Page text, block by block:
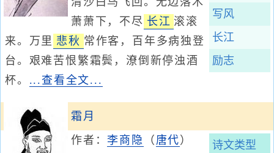
写风
长江
励志
萧萧下，不尽 长江 滚滚
来。万里 悲秋 常作客，百年多病独登
台。艰难苦恨繁霜鬓，潦倒新停浊酒
杯。 ...查看全文...
霜月
诗文类型
作者：李商隐 （ 唐代 ）